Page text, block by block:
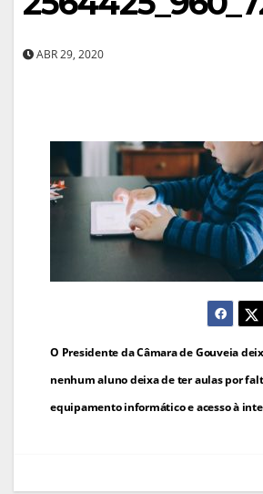
ABR 29, 2020
Navegação
de
artigos
O Presidente da Câmara de Gouveia
nenhum aluno deixa de ter aulas por
equipamento informático e acesso à